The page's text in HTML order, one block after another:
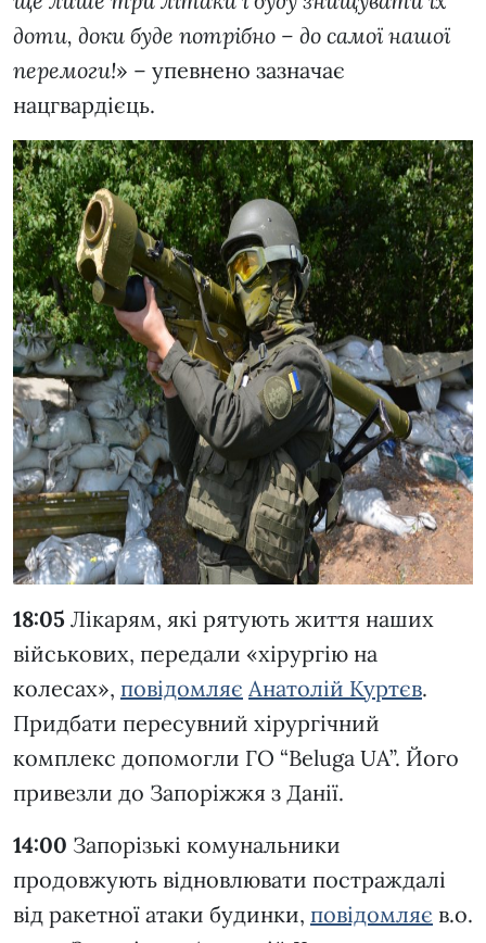
доти, доки буде потрібно – до самої нашої
перемоги!» – упевнено зазначає
нацгвардієць.
18:05 Лікарям, які рятують життя наших
військових, передали «хірургію на
колесах», повідомляє Анатолій Куртєв.
Придбати пересувний хірургічний
комплекс допомогли ГО “Beluga UA”. Його
привезли до Запоріжжя з Данії.
14:00 Запорізькі комунальники
продовжують відновлювати постраждалі
від ракетної атаки будинки, повідомляє в.о.